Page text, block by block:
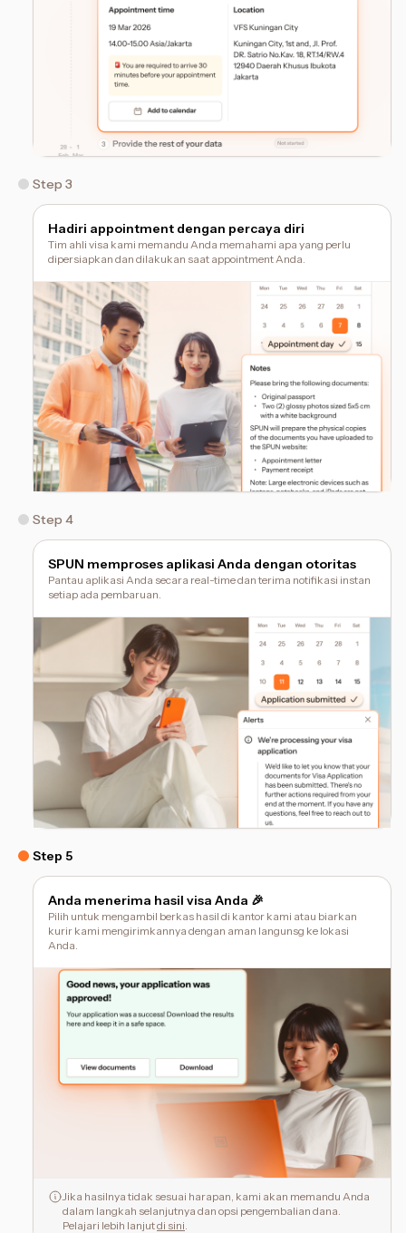
Step 3
Hadiri appointment dengan percaya diri
Tim ahli visa kami memandu Anda memahami apa yang perlu
dipersiapkan dan dilakukan saat appointment Anda.
Step 4
SPUN memproses aplikasi Anda dengan otoritas
Pantau aplikasi Anda secara real-time dan terima notifikasi instan
setiap ada pembaruan.
Step 5
Anda menerima hasil visa Anda 🎉
Pilih untuk mengambil berkas hasil di kantor kami atau biarkan
kurir kami mengirimkannya dengan aman langunsg ke lokasi
Anda.
Jika hasilnya tidak sesuai harapan, kami akan memandu Anda
dalam langkah selanjutnya dan opsi pengembalian dana.
Pelajari lebih lanjutdi sini.